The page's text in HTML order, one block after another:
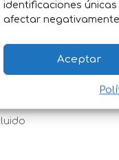
identificaciones
afectar
Aceptar
LLENO